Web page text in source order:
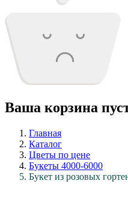
Ваша корзина
Главная
Каталог
Цветы по цене
Букеты 4000-6000
Букет из розовых